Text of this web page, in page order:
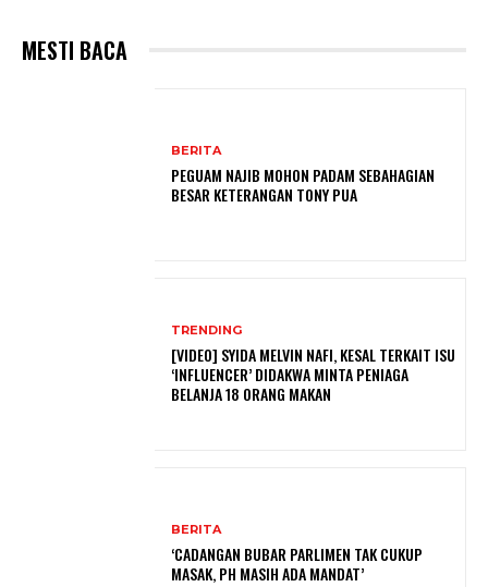
MESTI BACA
BERITA
PEGUAM NAJIB MOHON PADAM SEBAHAGIAN
BESAR KETERANGAN TONY PUA
TRENDING
[VIDEO] SYIDA MELVIN NAFI, KESAL TERKAIT ISU
‘INFLUENCER’ DIDAKWA MINTA PENIAGA
BELANJA 18 ORANG MAKAN
BERITA
‘CADANGAN BUBAR PARLIMEN TAK CUKUP
MASAK, PH MASIH ADA MANDAT’